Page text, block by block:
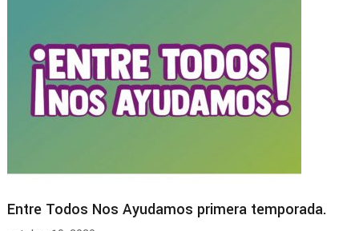
Entre Todos Nos Ayudamos primera temporada.